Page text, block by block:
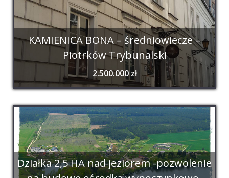
KAMIENICA BONA – średniowiecze –
Piotrków Trybunalski
2.500.000 zł
Działka 2,5 HA nad jeziorem -pozwolenie